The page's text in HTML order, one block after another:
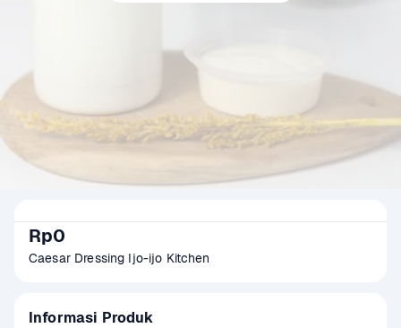
Rp0
Caesar Dressing Ijo-ijo Kitchen
Informasi Produk